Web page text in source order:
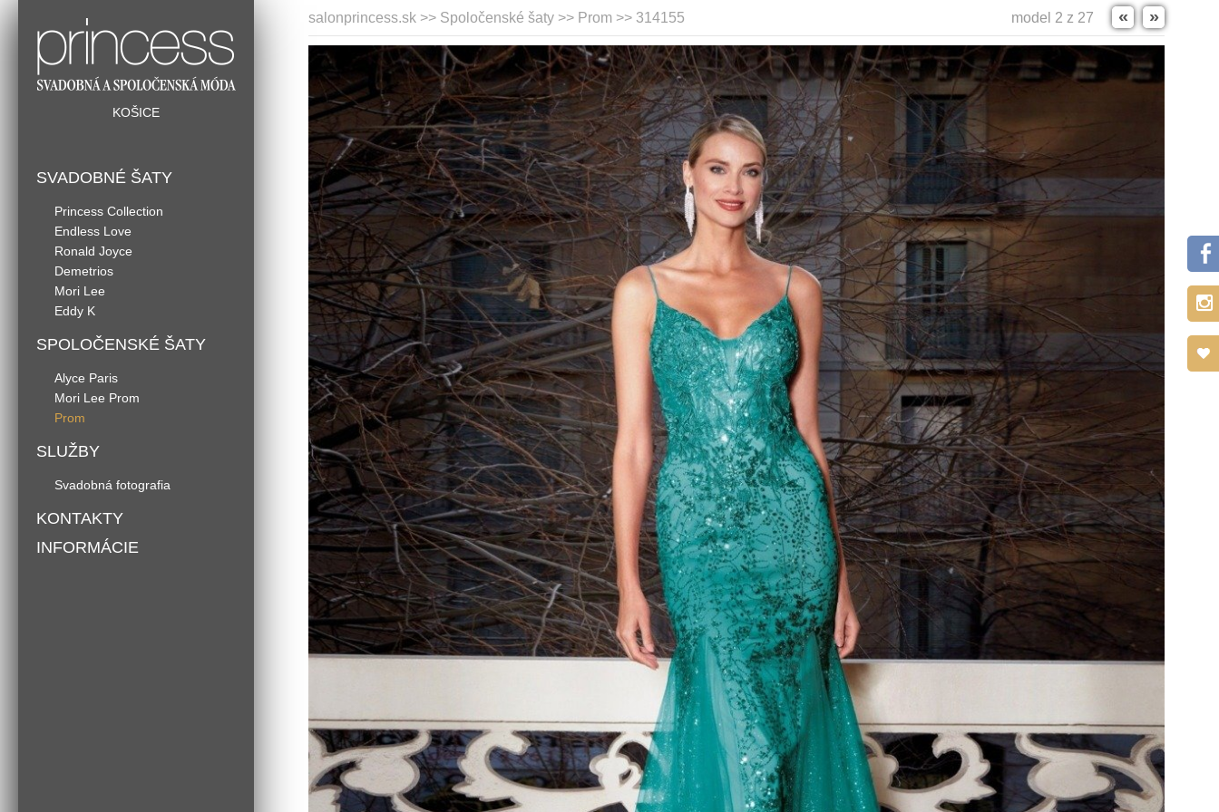
KOŠICE
SVADOBNÉ ŠATY
Princess Collection
Endless Love
Ronald Joyce
Demetrios
Mori Lee
Eddy K
SPOLOČENSKÉ ŠATY
Alyce Paris
Mori Lee Prom
Prom
SLUŽBY
Svadobná fotografia
KONTAKTY
INFORMÁCIE
salonprincess.sk >> Spoločenské šaty >> Prom >> 314155 »
«
model 2 z 27